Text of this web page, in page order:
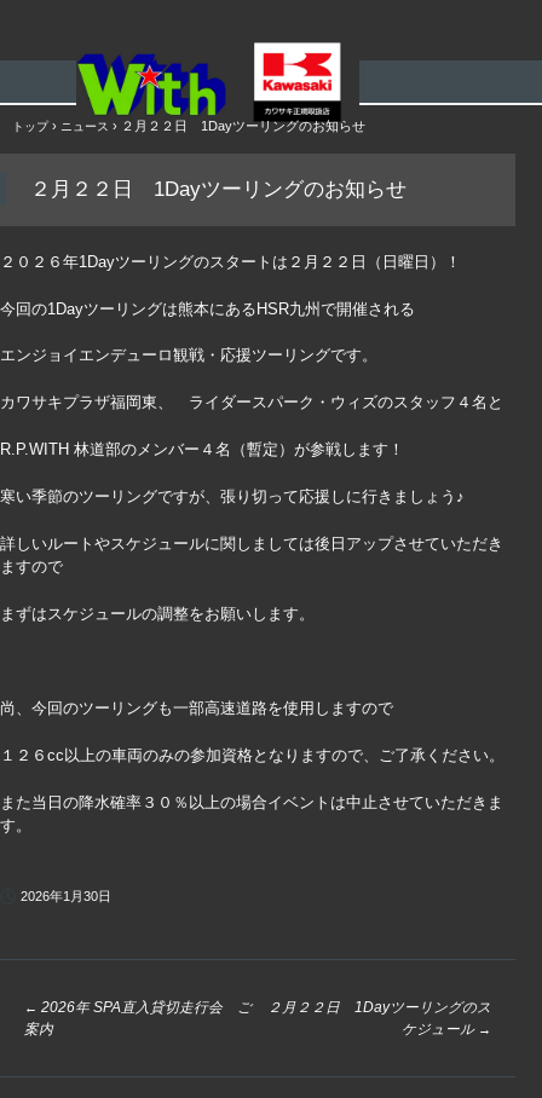
メニュー
コ
へ
プ
トップ › ニュース › ２月２２日 1Dayツーリングのお知らせ
２月２２日 1Dayツーリングのお知らせ
２０２６年1Dayツーリングのスタートは２月２２日（日曜日）！
今回の1Dayツーリングは熊本にあるHSR九州で開催される
エンジョイエンデューロ観戦・応援ツーリングです。
カワサキプラザ福岡東、 ライダースパーク・ウィズのスタッフ４名と
R.P.WITH 林道部のメンバー４名（暫定）が参戦します！
寒い季節のツーリングですが、張り切って応援しに行きましょう♪
詳しいルートやスケジュールに関しましては後日アップさせていただき
ますので
まずはスケジュールの調整をお願いします。
尚、今回のツーリングも一部高速道路を使用しますので
１２６cc以上の車両のみの参加資格となりますので、ご了承ください。
また当日の降水確率３０％以上の場合イベントは中止させていただきま
す。
2026年1月30日
ナ
← 2026年 SPA直入貸切走行会 ご
案内
２月２２日 1Dayツーリングのス
ケジュール →